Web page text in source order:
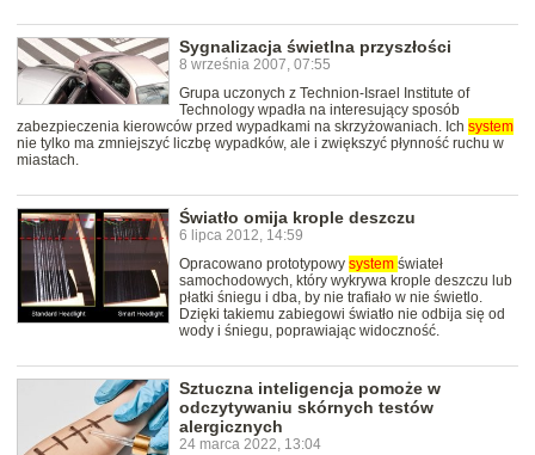
Sygnalizacja świetlna przyszłości
8 września 2007, 07:55
Grupa uczonych z Technion-Israel Institute of
Technology wpadła na interesujący sposób
zabezpieczenia kierowców przed wypadkami na skrzyżowaniach. Ich system
nie tylko ma zmniejszyć liczbę wypadków, ale i zwiększyć płynność ruchu w
miastach.
Światło omija krople deszczu
6 lipca 2012, 14:59
Opracowano prototypowy system świateł
samochodowych, który wykrywa krople deszczu lub
płatki śniegu i dba, by nie trafiało w nie świetlo.
Dzięki takiemu zabiegowi światło nie odbija się od
wody i śniegu, poprawiając widoczność.
Sztuczna inteligencja pomoże w
odczytywaniu skórnych testów
alergicznych
24 marca 2022, 13:04